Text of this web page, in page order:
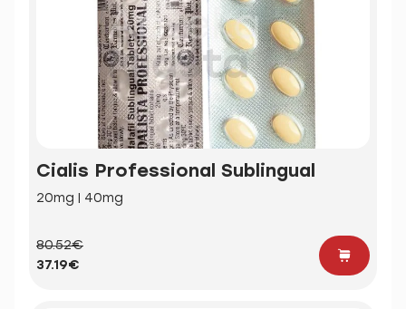
Cialis Professional Sublingual
20mg | 40mg
80.52€
37.19€